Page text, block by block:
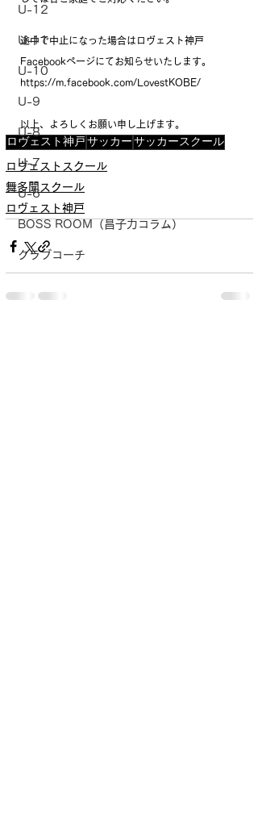
U-12
U-11
U-10
U-9
U-8
U-7
U-6
BOSS ROOM（昌子力コラム）
クラブコーチ
途中で中止になった場合はロヴェスト神戸
Facebookページにてお知らせいたします。
https://m.facebook.com/LovestKOBE/
以上、よろしくお願い申し上げます。
ロヴェスト神戸サッカーサッカースクール
ロヴェストスクール
舞多聞スクール
ロヴェスト神戸